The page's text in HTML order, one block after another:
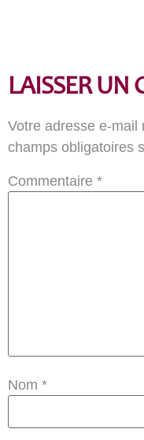
LAISSER UN
Votre adresse e-mail
champs obligatoires
Commentaire *
Nom *